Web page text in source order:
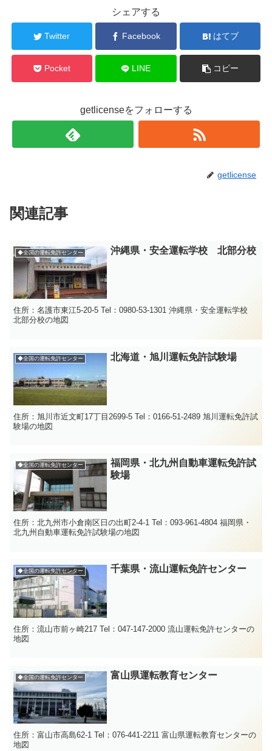
シェアする
Twitter Facebook はてブ
Pocket LINE コピー
getlicenseをフォローする
getlicense
関連記事
◆全国の運転免許センター 沖縄県・安全運転学校 北部分校
住所：名護市東江5-20-5 Tel：0980-53-1301 沖縄県・安全運転学校
北部分校の地図
◆全国の運転免許センター 北海道・旭川運転免許試験場
住所：旭川市近文町17丁目2699-5 Tel：0166-51-2489 旭川運転免許試
験場の地図
◆全国の運転免許センター
福岡県・北九州自動車運転免許試
験場
住所：北九州市小倉南区日の出町2-4-1 Tel：093-961-4804 福岡県・
北九州自動車運転免許試験場の地図
◆全国の運転免許センター 千葉県・流山運転免許センター
住所：流山市前ヶ崎217 Tel：047-147-2000 流山運転免許センターの
地図
◆全国の運転免許センター 富山県運転教育センター
住所：富山市高島62-1 Tel：076-441-2211 富山県運転教育センターの
地図